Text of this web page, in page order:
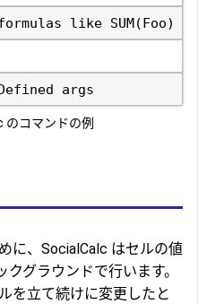
like SUM(Foo)
args
のコマンドの例
に、SocialCalc はセルの値
グラウンドで行います。
を立て続けに変更したと